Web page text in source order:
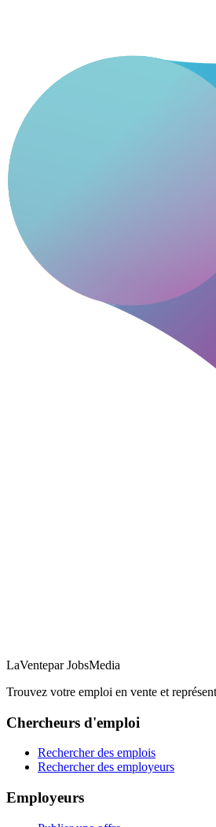
LaVentepar JobsMedia
Trouvez votre emploi en vente et
Chercheurs d'emploi
Rechercher des emplois
Rechercher des employeurs
Employeurs